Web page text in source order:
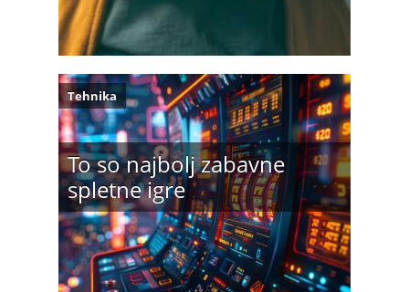
To so najbolj zabavne
spletne igre
Tehnika